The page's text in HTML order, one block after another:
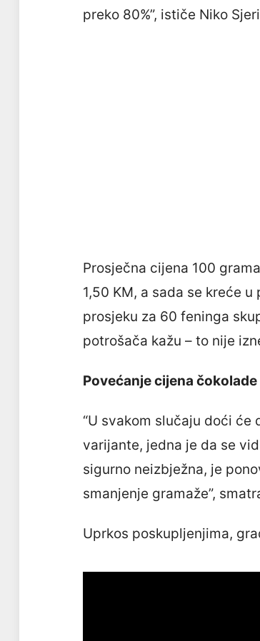
preko 80%”, ističe Niko
Prosječna cijena 100
1,50 KM, a sada se kreće
prosjeku za 60 feninga
potrošača kažu – to nije
Povećanje cijena
“U svakom slučaju doći
varijante, jedna je da se
sigurno neizbježna, je
smanjenje gramaže”,
Uprkos poskupljenjima,